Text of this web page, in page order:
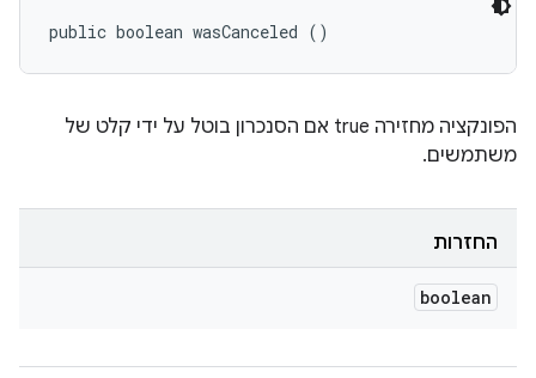
public boolean wasCanceled ()
הפונקציה מחזירה true אם הסנכרון בוטל על ידי קלט של
משתמשים.
החזרות
boolean